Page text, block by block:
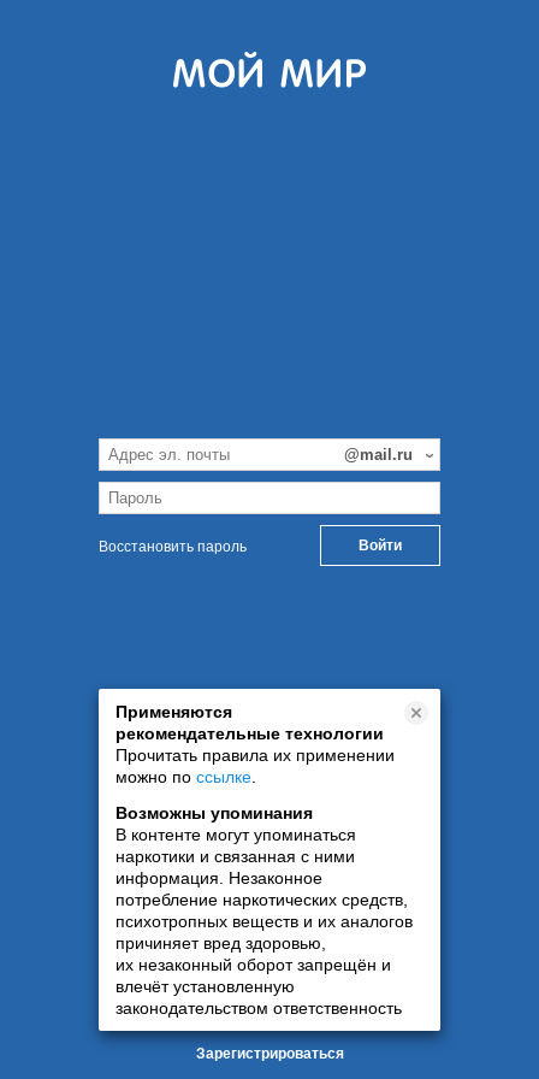
Восстановить пароль
Применяются
рекомендательные технологии
Прочитать правила их применении
можно по ссылке
Возможны упоминания
В контенте могут упоминаться
наркотики и связанная с ними
информация. Незаконное
потребление наркотических средств,
психотропных веществ и их аналогов
причиняет вред здоровью,
их незаконный оборот запрещён и
влечёт установленную
законодательством ответственность
Зарегистрироваться